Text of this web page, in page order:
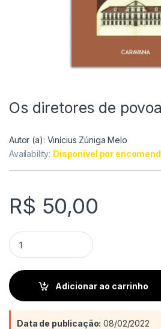
Os diretores de
Autor (a): Vinícius Zúniga Melo
Availability: Disponível por
R$ 50,00
Os diretores de povoações quantity
Adicionar ao carrinho
Data de publicação: 08/02/2022